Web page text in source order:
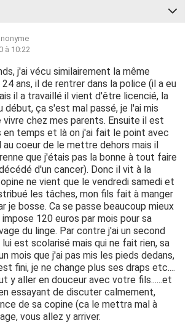
à 10:22
j'ai vécu similairement la même
ans, il de rentrer dans la police (il a eu
il a travaillé il vient d'être licencié, la
début, ça s'est mal passé, je l'ai mis
chez mes parents. Ensuite il est
en temps et là on j'ai fait le point avec
au coeur de le mettre dehors mais il
que j'étais pas la bonne à tout faire
d'un cancer). Donc il vit à la
ne vient que le vendredi samedi et
les tâches, mon fils fait à manger
je bosse. Ca se passe beaucoup mieux
120 euros par mois pour sa
du linge. Par contre j'ai un second
est scolarisé mais qui ne fait rien, sa
mois que j'ai pas mis les pieds dedans,
fini, je ne change plus ses draps etc....
y aller en douceur avec votre fils......et
essayant de discuter calmement,
de sa copine (ca le mettra mal à
vous allez y arriver.